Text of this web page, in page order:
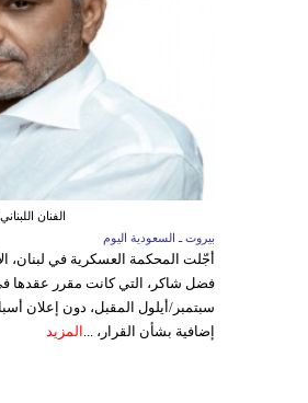
الفنان
بيروت ـ السعودية اليوم
أجّلت المحكمة العسكرية في لبنان،
سبتمبر/أيلول المقبل، دون إعلان
إضافية بشأن القرار، ... المزيد